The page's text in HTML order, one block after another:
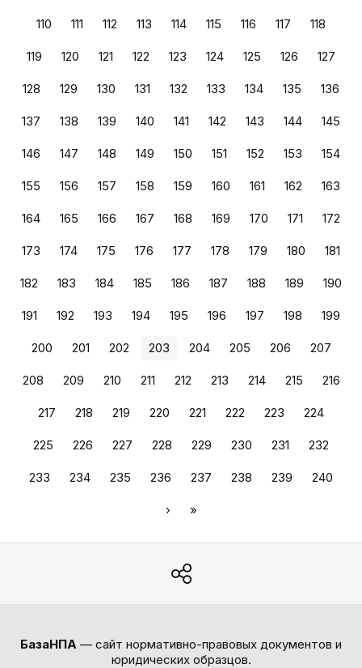
110 111 112 113 114 115 116 117 118
119 120 121 122 123 124 125 126 127
128 129 130 131 132 133 134 135 136
137 138 139 140 141 142 143 144 145
146 147 148 149 150 151 152 153 154
155 156 157 158 159 160 161 162 163
164 165 166 167 168 169 170 171 172
173 174 175 176 177 178 179 180 181
182 183 184 185 186 187 188 189 190
191 192 193 194 195 196 197 198 199
200 201 202 203 204 205 206 207
208 209 210 211 212 213 214 215 216
217 218 219 220 221 222 223 224
225 226 227 228 229 230 231 232
233 234 235 236 237 238 239 240
› »
БазаНПА — сайт нормативно-правовых документов и
юридических образцов.